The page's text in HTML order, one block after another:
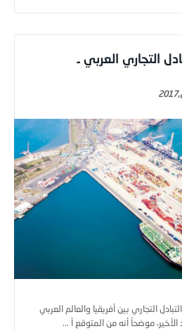
التجاري العربي ـ
التجاري بين أفريقيا والعالم العربي
موضحاً أنه من المتوقع أ ...